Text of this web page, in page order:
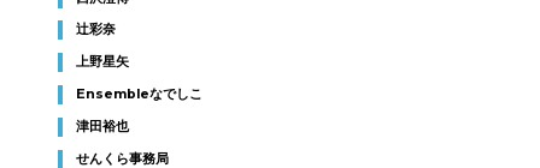
辻彩奈
上野星矢
Ensembleなでしこ
津田裕也
せんくら事務局